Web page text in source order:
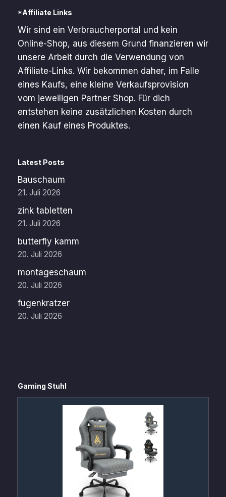
*Affiliate Links
Wir sind ein Verbraucherportal und kein
Online-Shop, aus diesem Grund finanzieren wir
unsere Arbeit durch die Verwendung von
Affiliate-Links. Wir bekommen daher, im Falle
eines Kaufs, eine kleine Verkaufsprovision
vom jeweiligen Partner Shop. Für dich
entstehen keine zusätzlichen Kosten durch
einen Kauf eines Produktes.
Latest Posts
Bauschaum
21. Juli 2026
zink tabletten
21. Juli 2026
butterfly kamm
20. Juli 2026
montageschaum
20. Juli 2026
fugenkratzer
20. Juli 2026
Gaming Stuhl